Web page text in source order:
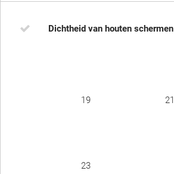
Dichtheid van houten schermen
19 21
23